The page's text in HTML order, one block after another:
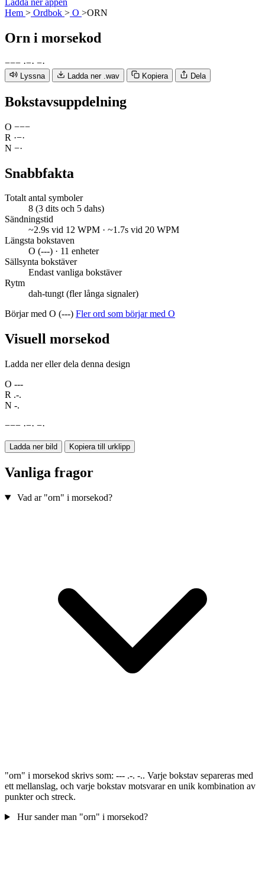
Ladda ner appen
Hem > Ordbok > O >ORN
Orn i morsekod
−−− ·−· −·
Lyssna Ladda ner .wav Kopiera Dela
Bokstavsuppdelning
O −−−
R ·−·
N −·
Snabbfakta
Totalt antal symboler
8 (3 dits och 5 dahs)
Sändningstid
~2.9s vid 12 WPM · ~1.7s vid 20 WPM
Längsta bokstaven
O (---) · 11 enheter
Sällsynta bokstäver
Endast vanliga bokstäver
Rytm
dah-tungt (fler långa signaler)
Börjar med O (---) Fler ord som börjar med O
Visuell morsekod
Ladda ner eller dela denna design
O ---
R .-.
N -.
−−− ·−· −·
Ladda ner bild Kopiera till urklipp
Vanliga fragor
Vad ar "orn" i morsekod?
"orn" i morsekod skrivs som: --- .-. -.. Varje bokstav separeras med
ett mellanslag, och varje bokstav motsvarar en unik kombination av
punkter och streck.
Hur sander man "orn" i morsekod?